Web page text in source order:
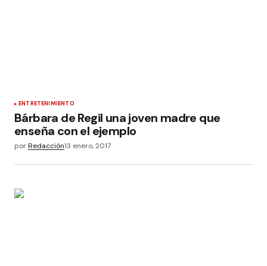
ENTRETENIMIENTO
Bárbara de Regil una joven madre que
enseña con el ejemplo
porRedacción13 enero, 2017